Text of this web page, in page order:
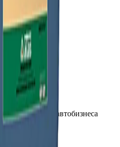
ул., 153.
для автобизнеса